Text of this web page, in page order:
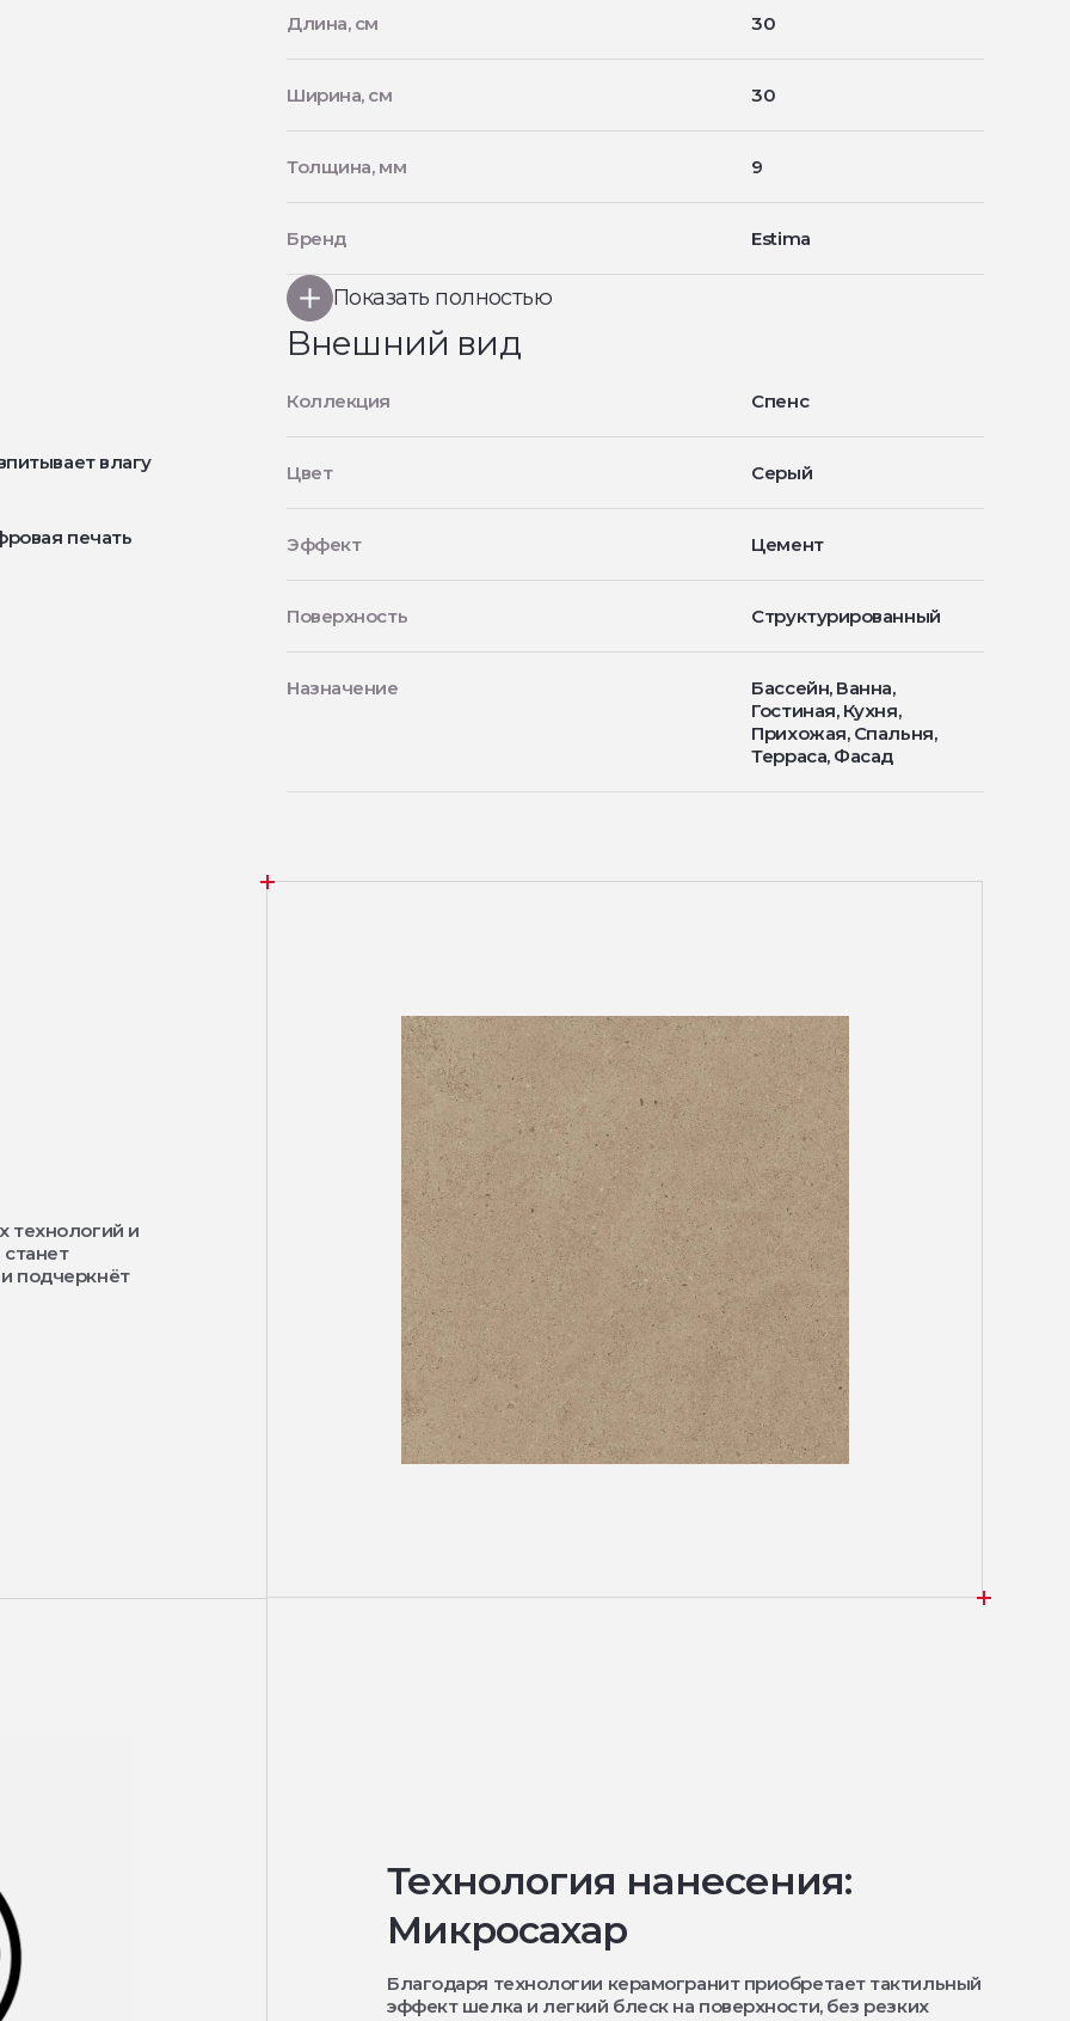
влагу
печать
Длина, см 30
Ширина, см 30
Толщина, мм 9
Бренд Estima
Показать полностью
Внешний вид
Коллекция Спенс
Цвет Серый
Эффект Цемент
Поверхность Структурированный
Назначение
Бассейн, Ванна,
Гостиная, Кухня,
Прихожая, Спальня,
Терраса, Фасад
технологий и
подчеркнёт
Технология нанесения:
Микросахар
Благодаря технологии керамогранит приобретает тактильный
эффект шелка и легкий блеск на поверхности, без резких